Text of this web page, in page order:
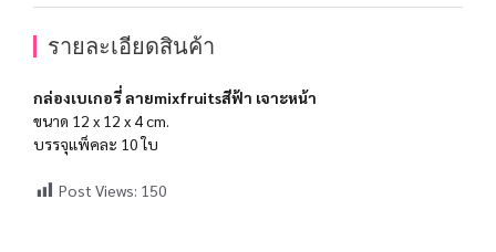
รายละเอียดสินค้า
กล่องเบเกอรี่ ลายmixfruitsสีฟ้า เจาะหน้า
ขนาด 12 x 12 x 4 cm.
บรรจุแพ็คละ 10 ใบ
Post Views: 150